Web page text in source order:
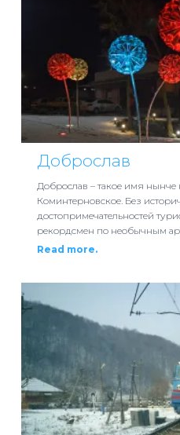
Доброслав
Доброслав – такое имя нынче
Коминтерновское. Без
достопримечательностей
рекордсмен по необычным
Read more.